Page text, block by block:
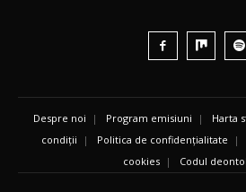
Despre noi | Program emisiuni | Harta
condiții | Politica de confidențialitate |
cookies | Codul